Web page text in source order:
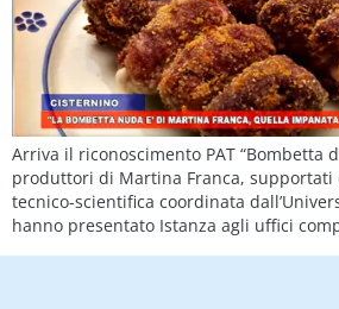
Arriva il riconoscimento PAT “Bombetta
produttori di Martina Franca, supportati
tecnico-scientifica coordinata
hanno presentato Istanza agli uffici